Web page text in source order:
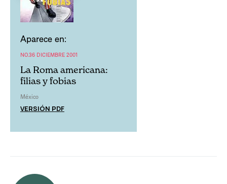
Aparece en:
NO.36 DICIEMBRE 2001
La Roma americana:
filias y fobias
México
VERSIÓN PDF